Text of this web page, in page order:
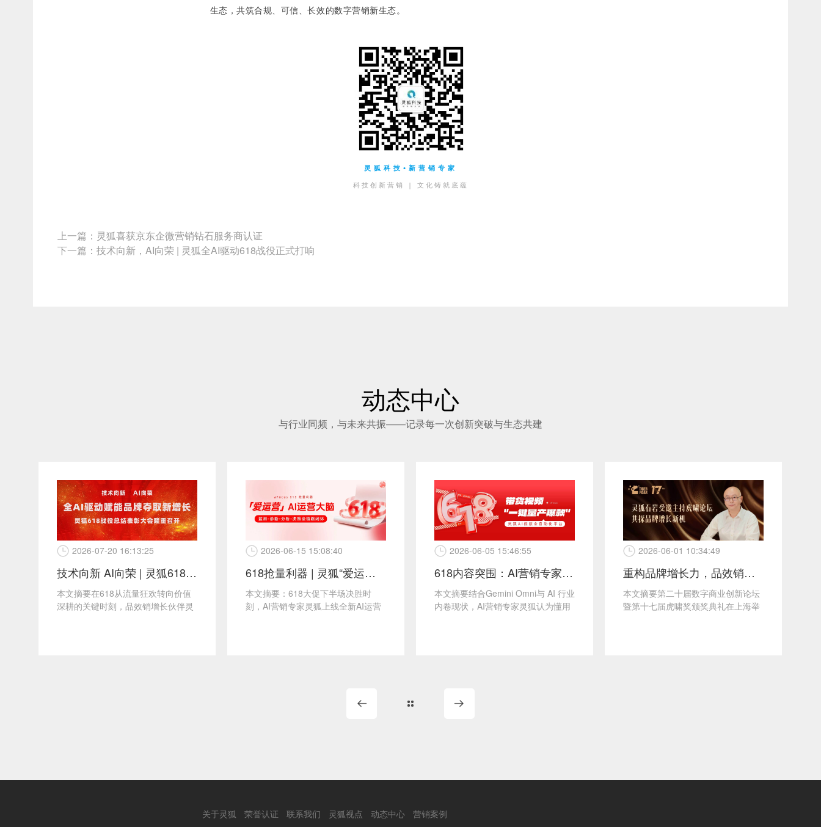
生态，共筑合规、可信、长效的数字营销新生态。
灵狐科技•新营销专家
科技创新营销 | 文化铸就底蕴
上一篇： 灵狐喜获京东企微营销钻石服务商认证
下一篇： 技术向新，AI向荣 | 灵狐全AI驱动618战役正式打响
动态中心
与行业同频，与未来共振——记录每一次创新突破与生态共建
2026-07-20 16:13:25
技术向新 AI向荣 | 灵狐618战役总
本文摘要在618从流量狂欢转向价值
深耕的关键时刻，品效销增长伙伴灵
2026-06-15 15:08:40
618抢量利器 | 灵狐“爱运营”工具，
本文摘要：618大促下半场决胜时
刻，AI营销专家灵狐上线全新AI运营
2026-06-05 15:46:55
618内容突围：AI营销专家灵狐视频全自
本文摘要结合Gemini Omni与 AI 行业
内卷现状，AI营销专家灵狐认为懂用
2026-06-01 10:34:49
重构品牌增长力，品效销增长伙伴灵狐合伙人
本文摘要第二十届数字商业创新论坛
暨第十七届虎啸奖颁奖典礼在上海举
关于灵狐 荣誉认证 联系我们 灵狐视点 动态中心
营销案例